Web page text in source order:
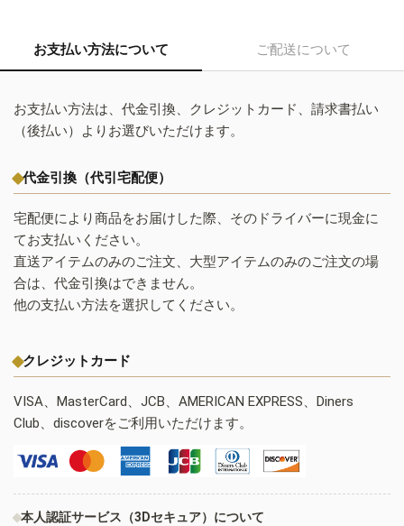
お支払い方法について ご配送について
お支払い方法は、代金引換、クレジットカード、請求書払い
（後払い）よりお選びいただけます。
代金引換（代引宅配便）
宅配便により商品をお届けした際、そのドライバーに現金に
てお支払いください。
直送アイテムのみのご注文、大型アイテムのみのご注文の場
合は、代金引換はできません。
他の支払い方法を選択してください。
クレジットカード
VISA、MasterCard、JCB、AMERICAN EXPRESS、Diners
Club、discoverをご利用いただけます。
本人認証サービス（3Dセキュア）について